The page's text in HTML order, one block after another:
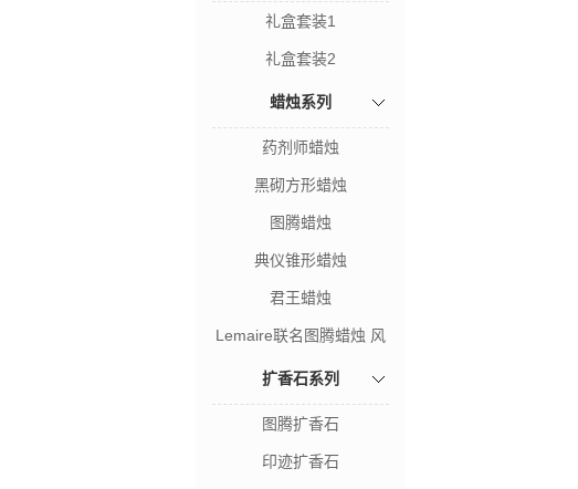
礼盒套装1
礼盒套装2
蜡烛系列
药剂师蜡烛
黑砌方形蜡烛
图腾蜡烛
典仪锥形蜡烛
君王蜡烛
Lemaire联名图腾蜡烛 风
扩香石系列
图腾扩香石
印迹扩香石